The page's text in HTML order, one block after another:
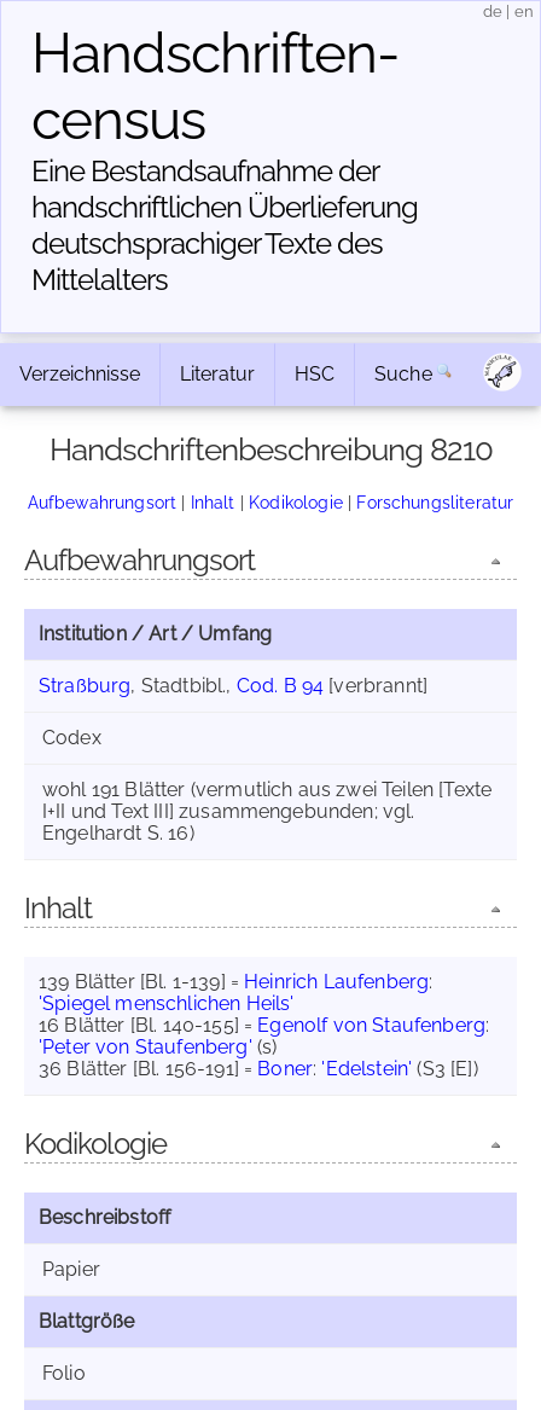
Handschriften­
census
Eine Bestandsaufnahme der
handschriftlichen Über­lieferung
deutschsprachiger Texte des
Mittelalters
de en
Verzeichnisse Literatur HSC Suche
Handschriftenbeschreibung 8210
Aufbewahrungsort | Inhalt | Kodikologie| Forschungsliteratur
Aufbewahrungsort
Institution / Art / Umfang
Straßburg, Stadtbibl., Cod. B 94 [verbrannt]
Codex
wohl 191 Blätter (vermutlich aus zwei Teilen [Texte
I+II und Text III] zusammengebunden; vgl.
Engelhardt S. 16)
Inhalt
139 Blätter [Bl. 1-139] = Heinrich Laufenberg:
'Spiegel menschlichen Heils'
16 Blätter [Bl. 140-155] = Egenolf von Staufenberg:
'Peter von Staufenberg' (s)
36 Blätter [Bl. 156-191] = Boner: 'Edelstein' (S3 [E])
Kodikologie
Beschreibstoff
Papier
Blattgröße
Folio